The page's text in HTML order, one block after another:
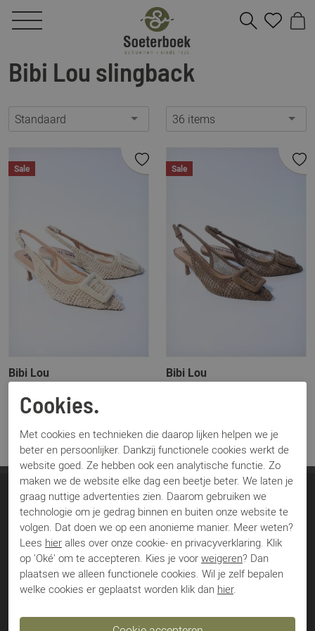
Bibi Lou slingback
Standaard 36 items
Sale
Bibi Lou
€ 179,95 € 99,00
Sale
Bibi Lou
Soeterboek Schoenen
Jan van Schaffelaarstraat 43
3771 BS Barneveld
Nederland
Cookies.
Met cookies en technieken die daarop lijken helpen we je
beter en persoonlijker. Dankzij functionele cookies werkt de
website goed. Ze hebben ook een analytische functie. Zo
maken we de website elke dag een beetje beter. We laten je
graag nuttige advertenties zien. Daarom gebruiken we
technologie om je gedrag binnen en buiten onze website te
volgen. Dat doen we op een anonieme manier. Meer weten?
Lees hier alles over onze cookie- en privacyverklaring. Klik
op 'Oké' om te accepteren. Kies je voor weigeren? Dan
plaatsen we alleen functionele cookies. Wil je zelf bepalen
welke cookies er geplaatst worden klik dan hier.